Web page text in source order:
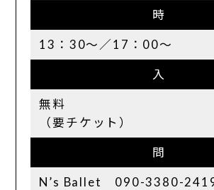
時
13：30～／17：00～
入
無料
（要チケット）
問
N’s Ballet 090-3380-